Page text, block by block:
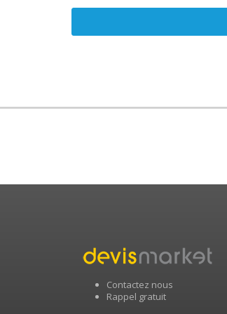
Contactez nous
Rappel gratuit